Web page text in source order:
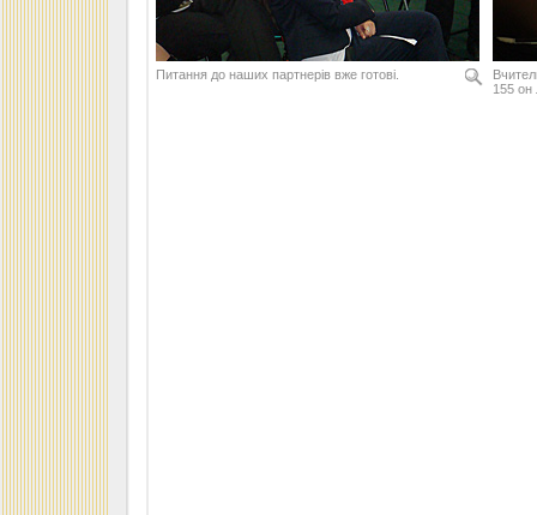
Питання до наших партнерів вже готові.
155 он